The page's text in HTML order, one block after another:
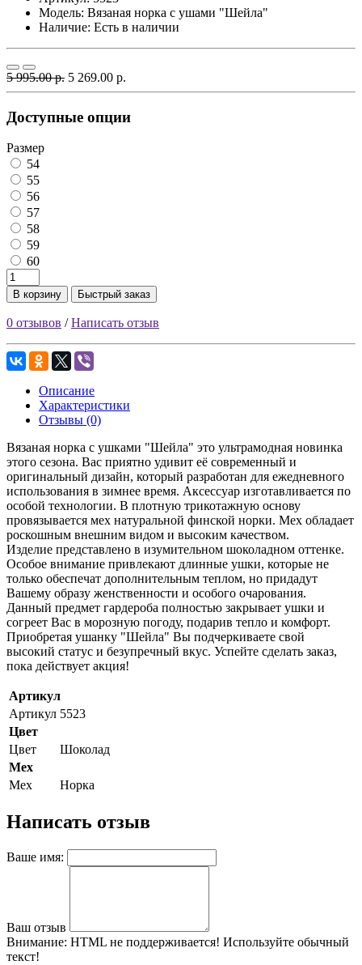
Модель: Вязаная норка с ушами "Шейла"
Наличие: Есть в наличии
5 995.00 р. 5 269.00 р.
Доступные опции
Размер
54
55
56
57
58
59
60
В корзину Быстрый заказ
0 отзывов /Написать отзыв
Описание
Характеристики
Отзывы (0)
Вязаная норка с ушками "Шейла" это ультрамодная новинка
этого сезона. Вас приятно удивит её современный и
оригинальный дизайн, который разработан для ежедневного
использования в зимнее время. Аксессуар изготавливается по
особой технологии. В плотную трикотажную основу
провязывается мех натуральной финской норки. Мех обладает
роскошным внешним видом и высоким качеством.
Изделие представлено в изумительном шоколадном оттенке.
Особое внимание привлекают длинные ушки, которые не
только обеспечат дополнительным теплом, но придадут
Вашему образу женственности и особого очарования.
Данный предмет гардероба полностью закрывает ушки и
согреет Вас в морозную погоду, подарив тепло и комфорт.
Приобретая ушанку "Шейла" Вы подчеркиваете свой
высокий статус и безупречный вкус. Успейте сделать заказ,
пока действует акция!
Артикул
Артикул 5523
Цвет
Цвет
Шоколад
Мех
Мех
Норка
Написать отзыв
Ваше имя:
Ваш отзыв
Внимание: HTML не поддерживается! Используйте обычный
текст!